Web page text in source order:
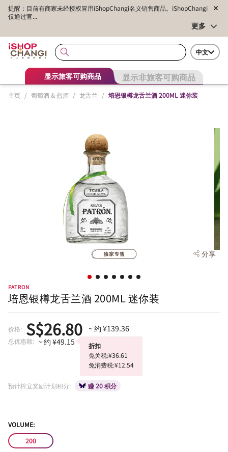
提醒：目前有商家未经授权冒用iShopChangi名义销售商品。iShopChangi
仅通过官...
更多
中文
显示旅客可购商品 显示非旅客可购商品
主页 / 葡萄酒 & 烈酒 / 龙舌兰 / 培恩银樽龙舌兰酒 200ML 迷你装
分享
PATRON
培恩银樽龙舌兰酒 200ML 迷你装
价格: S$26.80 ~ 约 ¥139.36
总优惠额: ~ 约 ¥49.15
折扣
免关税:¥36.61
免消费税:¥12.54
预计樟宜奖励计划积分: 赚 20 积分
VOLUME:
200